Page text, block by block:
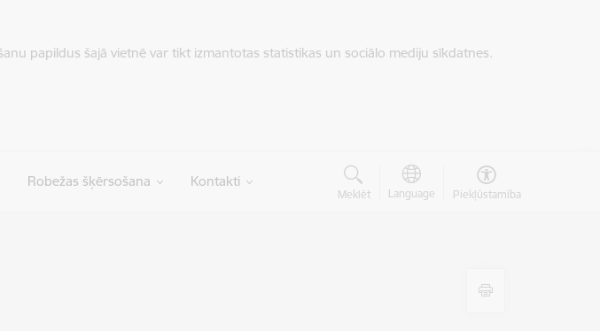
papildus šajā vietnē var tikt izmantotas statistikas un sociālo mediju sīkdatnes.
Robežas šķērsošana Kontakti
Meklēt Language Piekļūstamība